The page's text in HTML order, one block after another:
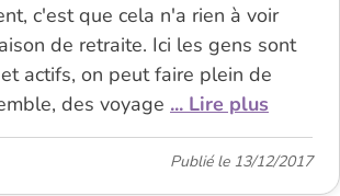
c'est que cela n'a rien à voir
de retraite. Ici les gens sont
actifs, on peut faire plein de
des voyage ... Lire plus
Publié le 13/12/2017